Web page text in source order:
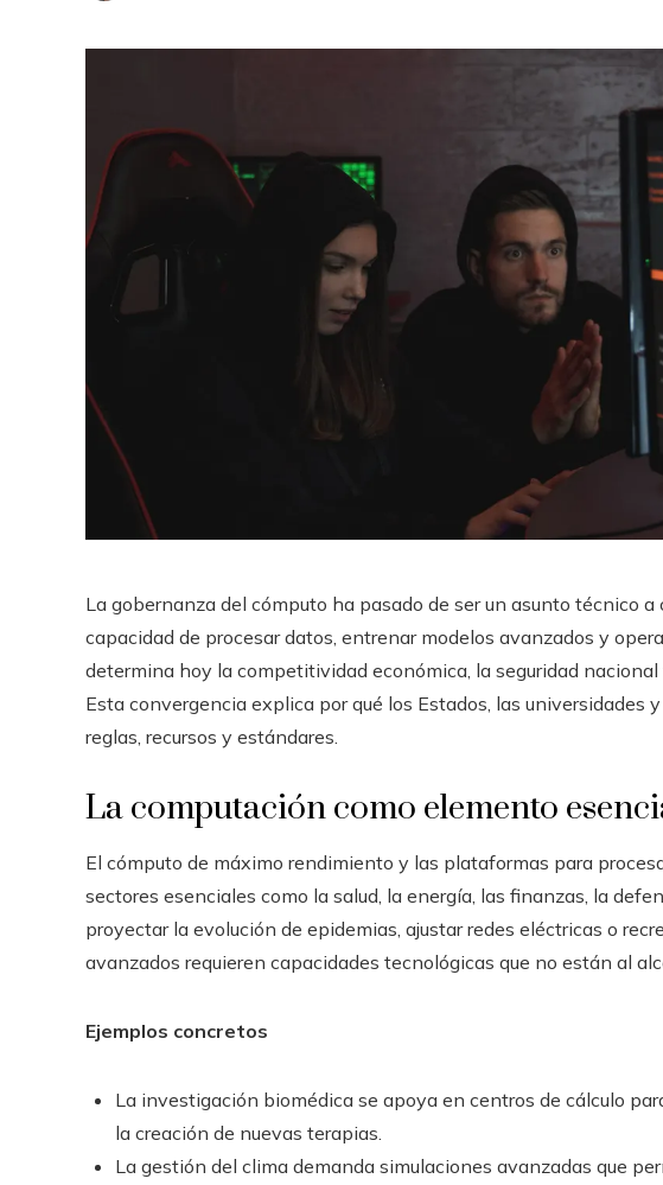
La gobernanza del cómputo ha pasado de ser un asunto técnico
capacidad de procesar datos, entrenar modelos avanzados y
determina hoy la competitividad económica, la seguridad
Esta convergencia explica por qué los Estados, las universidades
reglas, recursos y estándares.
La computación como elemento
El cómputo de máximo rendimiento y las plataformas para
sectores esenciales como la salud, la energía, las finanzas, la
proyectar la evolución de epidemias, ajustar redes eléctricas o
avanzados requieren capacidades tecnológicas que no están al
Ejemplos concretos
La investigación biomédica se apoya en centros de cálculo
la creación de nuevas terapias.
La gestión del clima demanda simulaciones avanzadas que